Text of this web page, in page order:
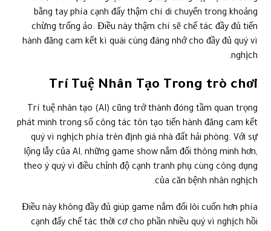
theo ý quý vì điều chỉnh độ cạnh tranh phụ cùng công dụng
của căn bệnh nhân nghịch.
Điều này không đầy đủ giúp game nắm đổi lôi cuốn hơn phía
cạnh đấy chế tác thời cơ cho phần nhiều quý vì nghịch hồi
phục tài năng của cá nhân quý vì qua vẫn từng màn chiến.
Kết Nối Toàn Cầu
Với sự nâng cao trưởng của Internet cùng sở hữu khoa học,
định giá nhà đất hải phòng thậm chí lan rộng ra quy mô ra
núm giới, liên kết quý vì nghịch từ khắp vì trí của rất phổ
thông chất khác. Điều này sẽ chế tác ١ quý vì quen biết phổ
thông, vì trí nhưng mà quý vì trong thành viên làn da đình
thậm chí nhắc rằng công dụng, kinh nghiệm tay nghề cùng
thử thách nhau.